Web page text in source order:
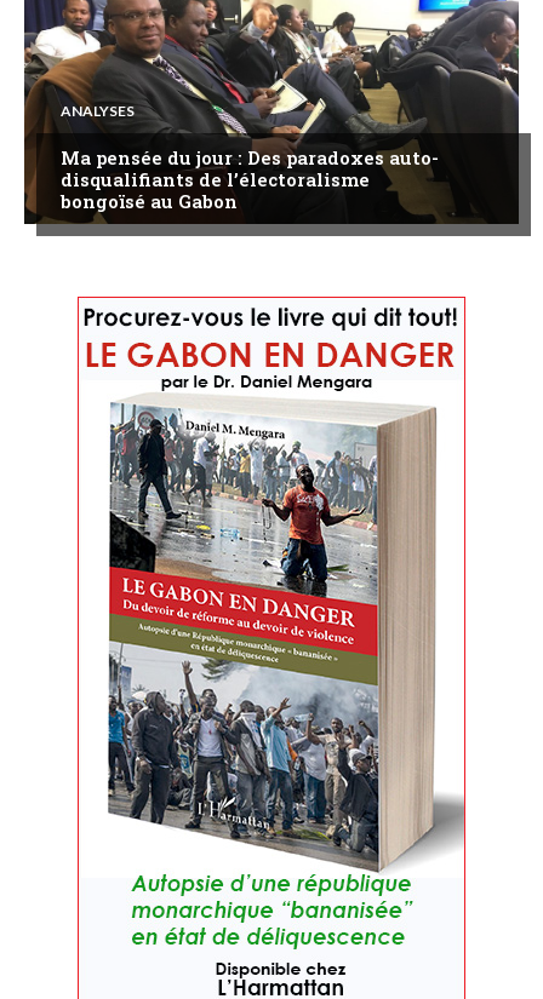
ANALYSES
Ma pensée du jour : Des paradoxes auto-
disqualifiants de l’électoralisme
bongoïsé au Gabon